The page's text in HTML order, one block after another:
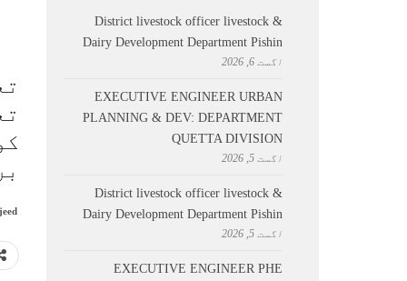
District livestock officer livestock &
Dairy Development Department Pishin
اگست 6, 2026
EXECUTIVE ENGINEER URBAN
PLANNING & DEV: DEPARTMENT
QUETTA DIVISION
اگست 5, 2026
District livestock officer livestock &
Dairy Development Department Pishin
اگست 5, 2026
EXECUTIVE ENGINEER PHE